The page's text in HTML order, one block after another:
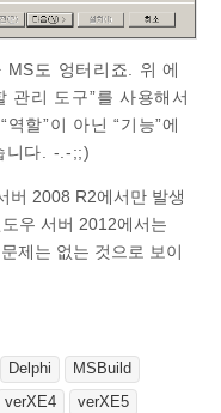
도 엉터리죠. 위 에
관리 도구”를 사용해서
할”이 아닌 “기능”에
니다. -.-;;)
버 2008 R2에서만 발생
우 서버 2012에서는
제는 없는 것으로 보이
Delphi
MSBuild
verXE4
verXE5